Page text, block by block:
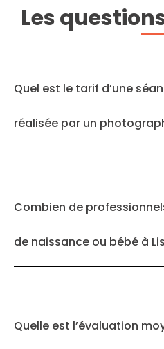
Les
Quel est le tarif d’une
réalisée par un
Combien de
de naissance ou bébé à
Quelle est l’évaluation